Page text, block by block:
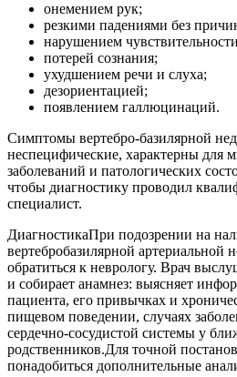
онемением рук;
резкими падениями без
нарушением
потерей сознания;
ухудшением речи и слуха;
дезориентацией;
появлением галлюцинаций.
Симптомы вертебро-базилярной
неспецифические, характерны для
заболеваний и патологических
чтобы диагностику проводил
специалист.
ДиагностикаПри подозрении на
вертебробазилярной артериальной
обратиться к неврологу. Врач
и собирает анамнез: выясняет
пациента, его привычках и
пищевом поведении, случаях
сердечно-сосудистой системы у
родственников.Для точной
понадобиться дополнительные